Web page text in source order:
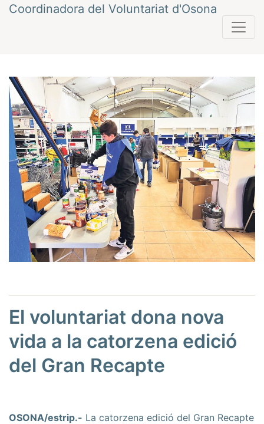
VésCoordinadora del Voluntariat d'Osona
Navegació
d'entrades
Anterior Següent
El voluntariat dona nova
vida a la catorzena edició
del Gran Recapte
OSONA/estrip.- La catorzena edició del Gran Recapte